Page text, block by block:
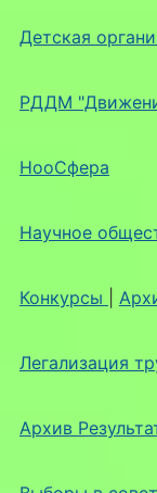
Детская
РДДМ
НооСфера
Научное
Конкурсы
Легализация
Архив